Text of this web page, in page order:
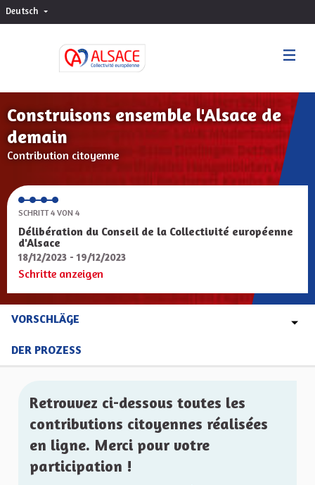
Deutsch Choisir la langue
Construisons ensemble l'Alsace de
demain
Contribution citoyenne
SCHRITT 4 VON 4
Délibération du Conseil de la Collectivité européenne
d'Alsace
18/12/2023 - 19/12/2023
Schritte anzeigen
VORSCHLÄGE
DER PROZESS
Retrouvez ci-dessous toutes les
contributions citoyennes réalisées
en ligne. Merci pour votre
participation !